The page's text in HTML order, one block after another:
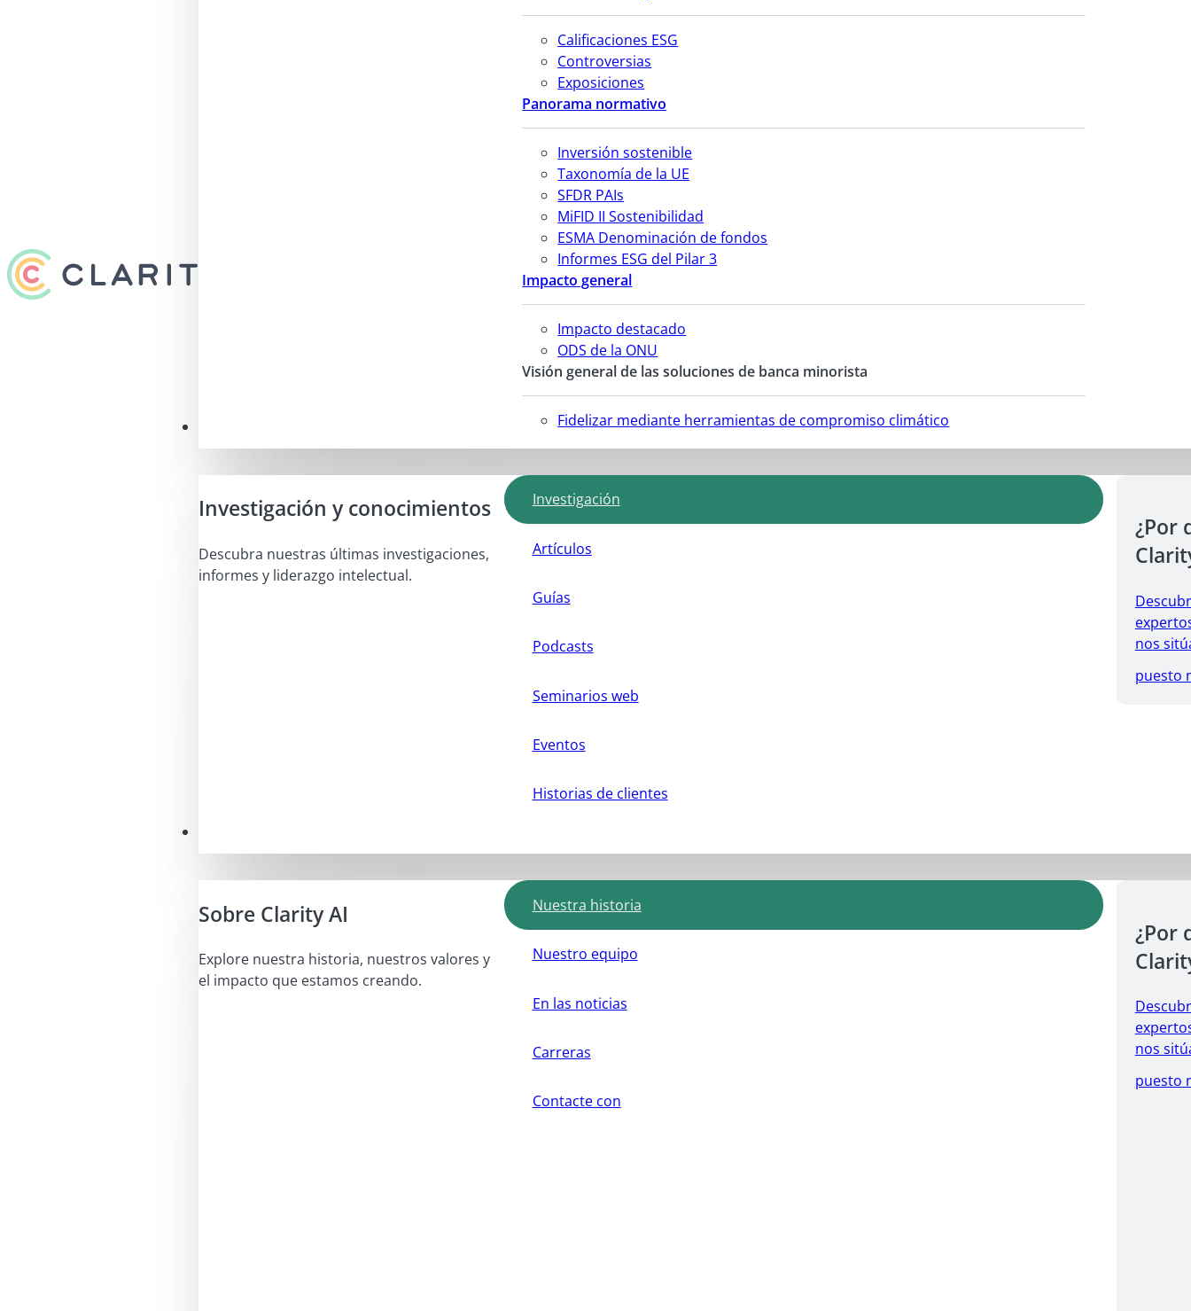
Calificaciones ESG
Controversias
Exposiciones
Panorama normativo
Inversión sostenible
Taxonomía de la UE
SFDR PAIs
MiFID II Sostenibilidad
ESMA Denominación de fondos
Informes ESG del Pilar 3
Impacto general
Impacto destacado
ODS de la ONU
Visión general de las soluciones de banca minorista
Fidelizar mediante herramientas de compromiso climático
Investigación y conocimientos
Descubra nuestras últimas investigaciones,
informes y liderazgo intelectual.
Investigación
Artículos
Guías
Podcasts
Seminarios web
Eventos
Historias de clientes
¿Por
nos
puesto
Sobre Clarity AI
Explore nuestra historia, nuestros valores y
el impacto que estamos creando.
Nuestra historia
Nuestro equipo
En las noticias
Carreras
Contacte con
¿Por
nos
puesto